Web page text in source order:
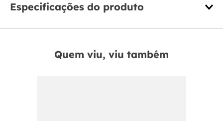
Especificações do produto
Quem viu, viu também